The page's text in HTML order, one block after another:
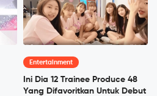
Entertainment
Ini Dia 12 Trainee Produce 48
Yang Difavoritkan Untuk Debut